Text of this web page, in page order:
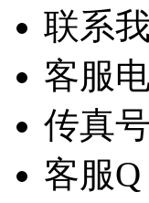
联系
客服
传真
客服Q